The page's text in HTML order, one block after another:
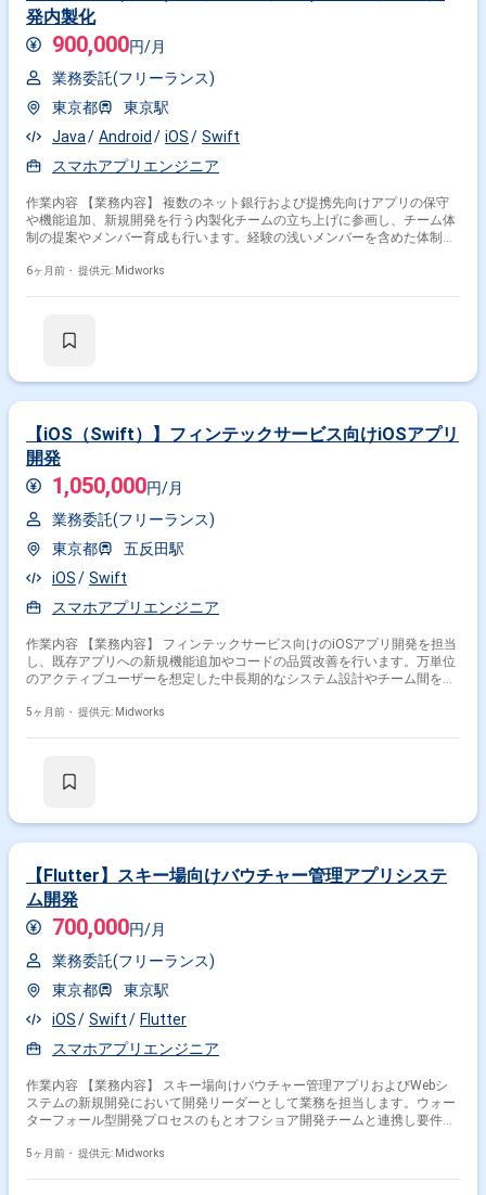
発内製化
900,000円/月
業務委託(フリーランス)
東京都
東京駅
Java
Android iOS
Swift
スマホアプリエンジニア
作業内容 【業務内容】 複数のネット銀行および提携先向けアプリの保守
や機能追加、新規開発を行う内製化チームの立ち上げに参画し、チーム体
制の提案やメンバー育成も行います。経験の浅いメンバーを含めた体制構
の保守対応 ・既存アプリへの機能追加開発 ・新規アプリの開発支援 ・チ
6ヶ月前・ 提供元: Midworks
【iOS（Swift）】フィンテックサービス向けiOSアプリ
開発
1,050,000円/月
業務委託(フリーランス)
東京都
五反田駅
iOS
Swift
スマホアプリエンジニア
作業内容 【業務内容】 フィンテックサービス向けのiOSアプリ開発を担当
し、既存アプリへの新規機能追加やコードの品質改善を行います。万単位
のアクティブユーザーを想定した中長期的なシステム設計やチーム間を越
リファクタリングも行います。開発に必要なアーキテクチャや技術の選定
5ヶ月前・ 提供元: Midworks
【Flutter】スキー場向けバウチャー管理アプリシステ
ム開発
700,000円/月
業務委託(フリーランス)
東京都
東京駅
iOS
Swift
Flutter
スマホアプリエンジニア
作業内容 【業務内容】 スキー場向けバウチャー管理アプリおよびWebシ
ステムの新規開発において開発リーダーとして業務を担当します。ウォー
ターフォール型開発プロセスのもとオフショア開発チームと連携し要件理
技術を用いたアプリ開発とWebシステム開発を横断的に管理しブリッジSE
5ヶ月前・ 提供元: Midworks